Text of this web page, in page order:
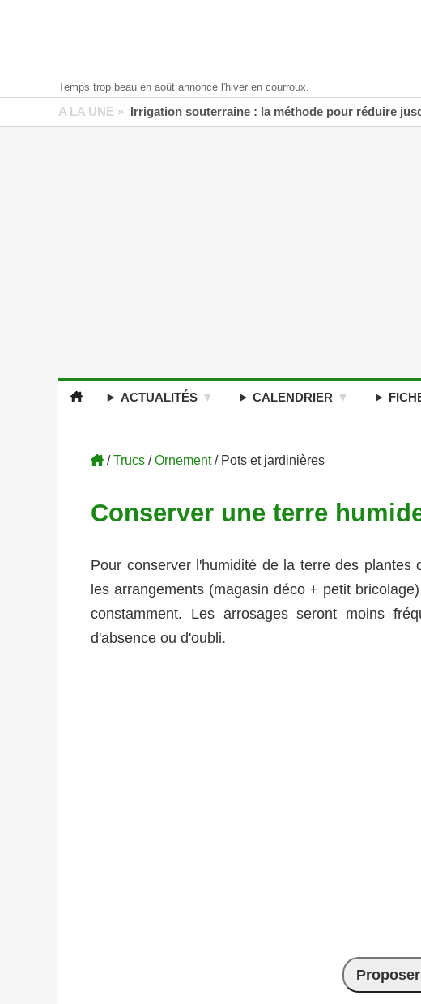
Temps trop beau en août annonce l'hiver en courroux.
A LA UNE » Irrigation souterraine : la méthode pour réduire
ACTUALITÉS CALENDRIER
/Trucs /Ornement/ Pots et jardinières
Conserver une terre
Pour conserver l'humidité de la terre des
les arrangements (magasin déco + petit
constamment. Les arrosages seront moins
d'absence ou d'oubli.